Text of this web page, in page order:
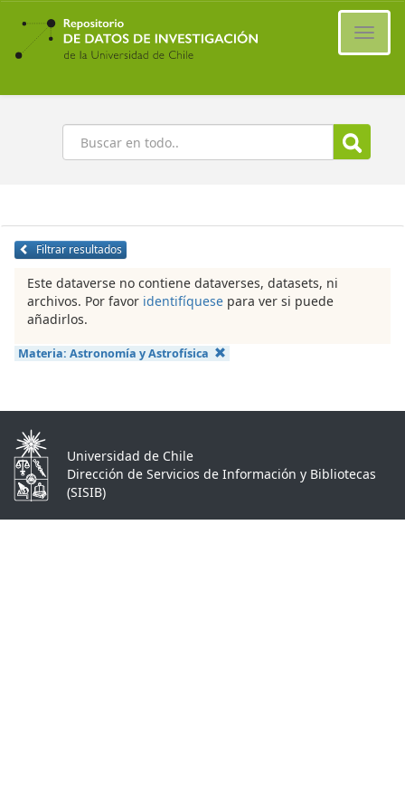
Ir
contenido
principal
Buscar
Filtrar resultados
Este dataverse no contiene dataverses, datasets, ni
archivos. Por favor identifíquese para ver si puede
añadirlos.
Materia: Astronomía y Astrofísica
Universidad de Chile
Dirección de Servicios de Información y Bibliotecas
(SISIB)